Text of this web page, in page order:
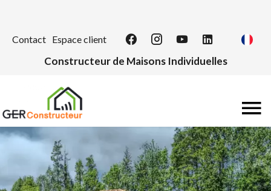
Contact Espace client
Constructeur de Maisons Individuelles